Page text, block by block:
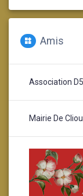
Amis
Association
Mairie De